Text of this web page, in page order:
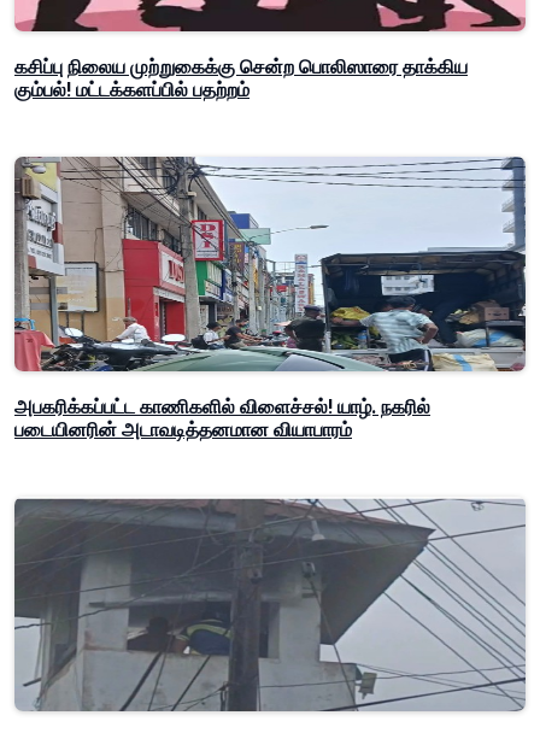
கசிப்பு நிலைய முற்றுகைக்கு சென்ற பொலிஸாரை தாக்கிய
கும்பல்! மட்டக்களப்பில் பதற்றம்
அபகரிக்கப்பட்ட காணிகளில் விளைச்சல்! யாழ். நகரில்
படையினரின் அடாவடித்தனமான வியாபாரம்